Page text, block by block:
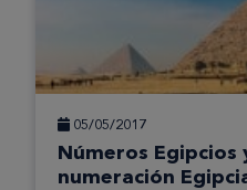
05/05/2017
Números Egipcios
numeración